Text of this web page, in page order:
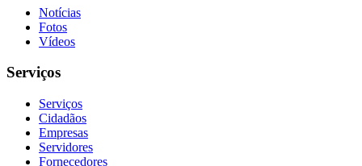
Notícias
Fotos
Vídeos
Serviços
Serviços
Cidadãos
Empresas
Servidores
Fornecedores